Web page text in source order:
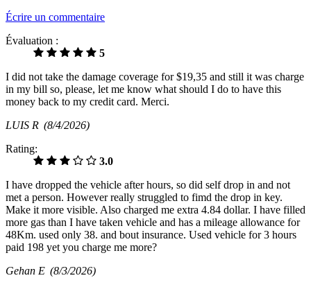
Écrire un commentaire
Évaluation :
5
I did not take the damage coverage for $19,35 and still it was charge
in my bill so, please, let me know what should I do to have this
money back to my credit card. Merci.
LUIS R (8/4/2026)
Rating:
3.0
I have dropped the vehicle after hours, so did self drop in and not
met a person. However really struggled to fimd the drop in key.
Make it more visible. Also charged me extra 4.84 dollar. I have filled
more gas than I have taken vehicle and has a mileage allowance for
48Km. used only 38. and bout insurance. Used vehicle for 3 hours
paid 198 yet you charge me more?
Gehan E (8/3/2026)